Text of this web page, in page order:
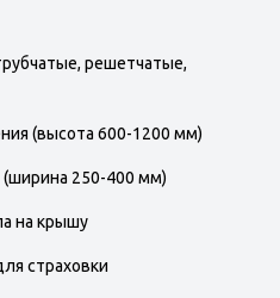
решетчатые,
(высота 600-1200 мм)
250-400 мм)
на крышу
страховки